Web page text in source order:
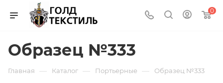
0
Образец №333
Главная — Каталог — Портьерные — Образец №333